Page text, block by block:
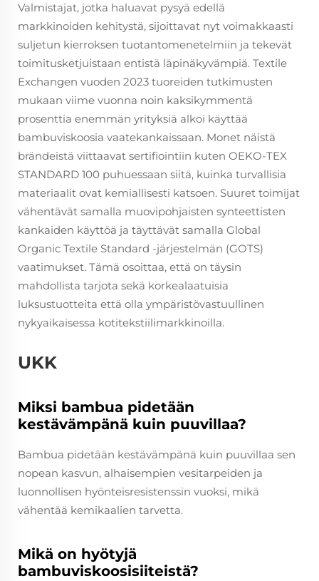
Valmistajat, jotka haluavat pysyä edellä
markkinoiden kehitystä, sijoittavat nyt voimakkaasti
suljetun kierroksen tuotantomenetelmiin ja tekevät
toimitusketjuistaan entistä läpinäkyvämpiä. Textile
Exchangen vuoden 2023 tuoreiden tutkimusten
mukaan viime vuonna noin kaksikymmentä
prosenttia enemmän yrityksiä alkoi käyttää
bambuviskoosia vaatekankaissaan. Monet näistä
brändeistä viittaavat sertifiointiin kuten OEKO-TEX
STANDARD 100 puhuessaan siitä, kuinka turvallisia
materiaalit ovat kemiallisesti katsoen. Suuret toimijat
vähentävät samalla muovipohjaisten synteettisten
kankaiden käyttöä ja täyttävät samalla Global
Organic Textile Standard -järjestelmän (GOTS)
vaatimukset. Tämä osoittaa, että on täysin
mahdollista tarjota sekä korkealaatuisia
luksustuotteita että olla ympäristövastuullinen
nykyaikaisessa kotitekstiilimarkkinoilla.
UKK
Miksi bambua pidetään
kestävämpänä kuin puuvillaa?
Bambua pidetään kestävämpänä kuin puuvillaa sen
nopean kasvun, alhaisempien vesitarpeiden ja
luonnollisen hyönteisresistenssin vuoksi, mikä
vähentää kemikaalien tarvetta.
Mikä on hyötyjä
bambuviskoosisiiteistä?